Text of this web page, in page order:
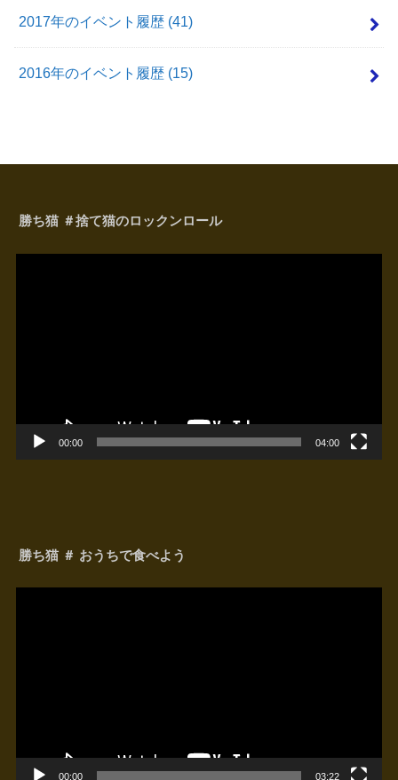
2017年のイベント履歴 (41)
2016年のイベント履歴 (15)
勝ち猫 ＃捨て猫のロックンロール
00:00 04:00
勝ち猫 ＃ おうちで食べよう
00:00 03:22